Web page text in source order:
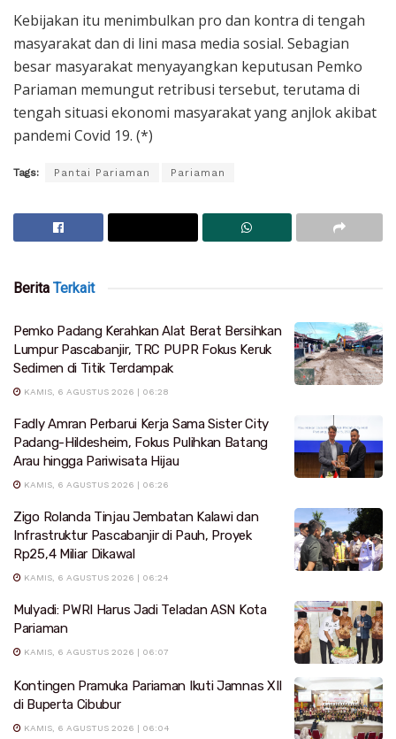
Kebijakan itu menimbulkan pro dan kontra di tengah
masyarakat dan di lini masa media sosial. Sebagian
besar masyarakat menyayangkan keputusan Pemko
Pariaman memungut retribusi tersebut, terutama di
tengah situasi ekonomi masyarakat yang anjlok akibat
pandemi Covid 19. (*)
Tags: Pantai Pariaman Pariaman
Berita Terkait
Pemko Padang Kerahkan Alat Berat Bersihkan
Lumpur Pascabanjir, TRC PUPR Fokus Keruk
Sedimen di Titik Terdampak
KAMIS, 6 AGUSTUS 2026 | 06:28
Fadly Amran Perbarui Kerja Sama Sister City
Padang-Hildesheim, Fokus Pulihkan Batang
Arau hingga Pariwisata Hijau
KAMIS, 6 AGUSTUS 2026 | 06:26
Zigo Rolanda Tinjau Jembatan Kalawi dan
Infrastruktur Pascabanjir di Pauh, Proyek
Rp25,4 Miliar Dikawal
KAMIS, 6 AGUSTUS 2026 | 06:24
Mulyadi: PWRI Harus Jadi Teladan ASN Kota
Pariaman
KAMIS, 6 AGUSTUS 2026 | 06:07
Kontingen Pramuka Pariaman Ikuti Jamnas XII
di Buperta Cibubur
KAMIS, 6 AGUSTUS 2026 | 06:04